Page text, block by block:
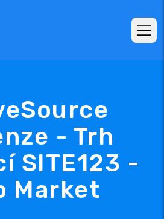
- Trh
SITE123 -
Market